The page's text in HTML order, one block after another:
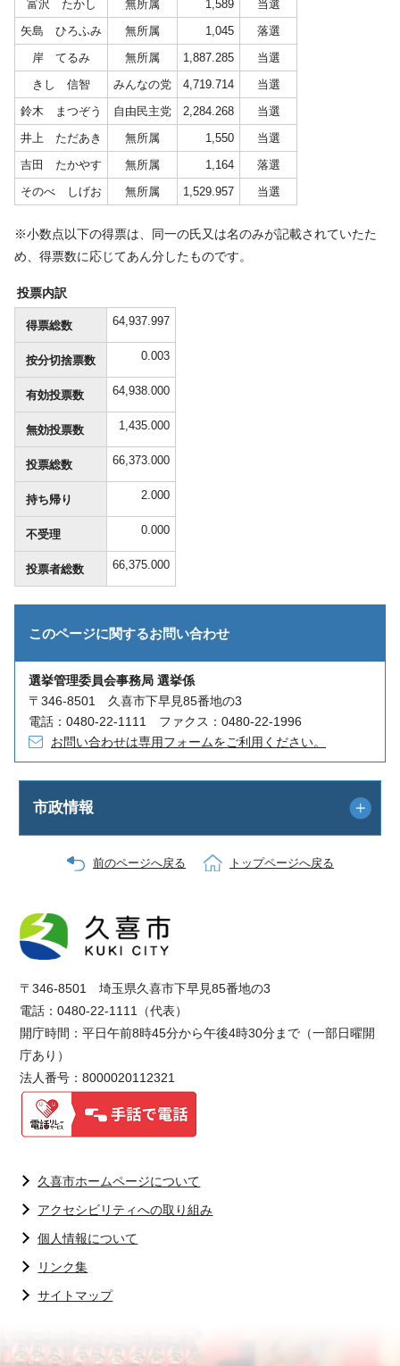
富沢 たかし 無所属 1,589
当選
矢島 ひろふみ
無所属 1,045
落選
岸 てるみ
無所属 1,887.285
当選
きし 信智
みんなの党 4,719.714
当選
鈴木 まつぞう
自由民主党 2,284.268
当選
井上 ただあき
無所属 1,550
当選
吉田 たかやす
無所属 1,164
落選
そのべ しげお
無所属 1,529.957 当選
※小数点以下の得票は、同一の氏又は名のみが記載されていたた
め、得票数に応じてあん分したものです。
投票内訳
得票総数 64,937.997
按分切捨票数 0.003
有効投票数 64,938.000
無効投票数 1,435.000
投票総数 66,373.000
持ち帰り 2.000
不受理 0.000
投票者総数 66,375.000
このページに関するお問い合わせ
選挙管理委員会事務局 選挙係
〒346-8501 久喜市下早見85番地の3
電話：0480-22-1111 ファクス：0480-22-1996
お問い合わせは専用フォームをご利用ください。
市政情報
前のページへ戻る トップページへ戻る
〒346-8501 埼玉県久喜市下早見85番地の3
電話：0480-22-1111（代表）
開庁時間：平日午前8時45分から午後4時30分まで（一部日曜開
庁あり）
法人番号：8000020112321
久喜市ホームページについて
アクセシビリティへの取り組み
個人情報について
リンク集
サイトマップ